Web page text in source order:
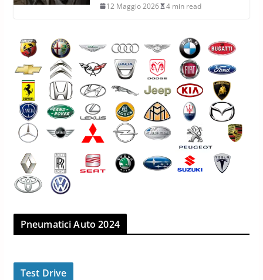
12 Maggio 2026 4 min read
Pneumatici Auto 2024
Test Drive